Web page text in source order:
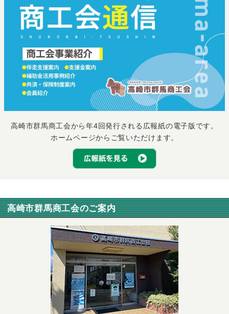
高崎市群馬商工会から年4回発行される広報紙の電子版です。
ホームページからご覧いただけます。
高崎市群馬商工会のご案内